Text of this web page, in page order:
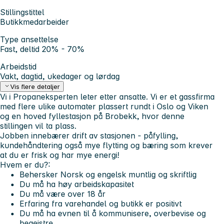
Stillingstittel
Butikkmedarbeider
Type ansettelse
Fast, deltid 20% - 70%
Arbeidstid
Vakt, dagtid, ukedager og lørdag
Vis flere detaljer
Vi i Propaneksperten leter etter ansatte. Vi er et gassfirma
med flere ulike automater plassert rundt i Oslo og Viken
og en hoved fyllestasjon på Brobekk, hvor denne
stillingen vil ta plass.
Jobben innebærer drift av stasjonen - påfylling,
kundehåndtering også mye flytting og bæring som krever
at du er frisk og har mye energi!
Hvem er du?:
Behersker Norsk og engelsk muntlig og skriftlig
Du må ha høy arbeidskapasitet
Du må være over 18 år
Erfaring fra varehandel og butikk er positivt
Du må ha evnen til å kommunisere, overbevise og